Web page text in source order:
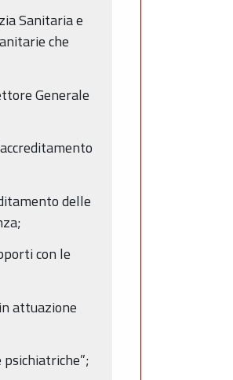
Sanitaria e
che
Generale
delle
con le
attuazione